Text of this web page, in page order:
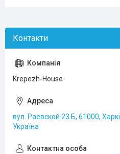
Krepezh-House
вул. Раевской 23 Б, 61000,
Україна